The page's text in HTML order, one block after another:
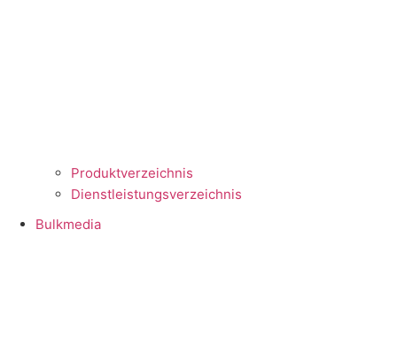
Produktverzeichnis
Dienstleistungsverzeichnis
Bulkmedia